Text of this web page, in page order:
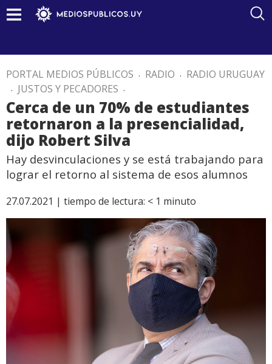
PORTAL MEDIOS PÚBLICOS . RADIO . RADIO URUGUAY
. JUSTOS Y PECADORES .
Cerca de un 70% de estudiantes
retornaron a la presencialidad,
dijo Robert Silva
Hay desvinculaciones y se está trabajando para
lograr el retorno al sistema de esos alumnos
27.07.2021 | tiempo de lectura: < 1 minuto